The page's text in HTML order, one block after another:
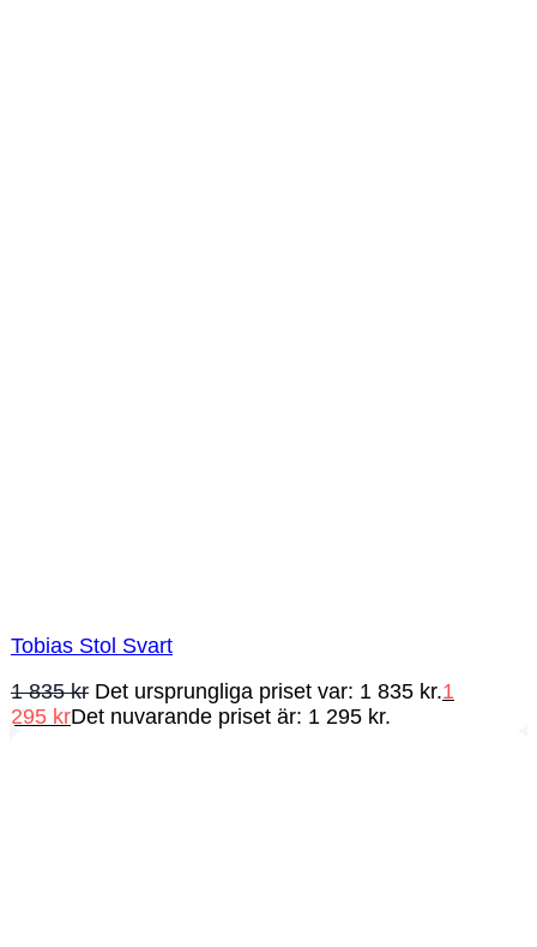
Tobias Stol Svart
1 835kr Det ursprungliga priset var: 1 835 kr.1
295 krDet nuvarande priset är: 1 295 kr.